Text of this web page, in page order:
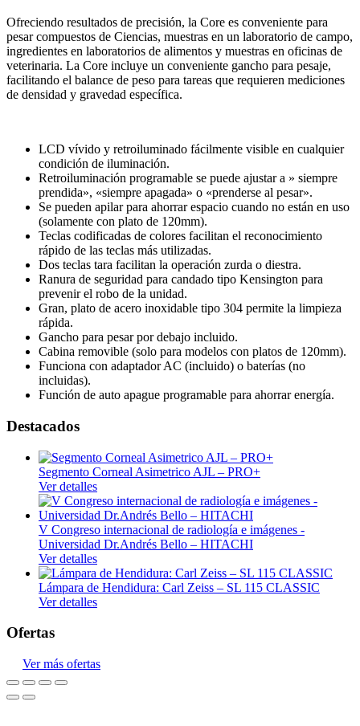
Ofreciendo resultados de precisión, la Core es conveniente para
pesar compuestos de Ciencias, muestras en un laboratorio de campo,
ingredientes en laboratorios de alimentos y muestras en oficinas de
veterinaria. La Core incluye un conveniente gancho para pesaje,
facilitando el balance de peso para tareas que requieren mediciones
de densidad y gravedad específica.
LCD vívido y retroiluminado fácilmente visible en cualquier
condición de iluminación.
Retroiluminación programable se puede ajustar a » siempre
prendida», «siempre apagada» o «prenderse al pesar».
Se pueden apilar para ahorrar espacio cuando no están en uso
(solamente con plato de 120mm).
Teclas codificadas de colores facilitan el reconocimiento
rápido de las teclas más utilizadas.
Dos teclas tara facilitan la operación zurda o diestra.
Ranura de seguridad para candado tipo Kensington para
prevenir el robo de la unidad.
Gran, plato de acero inoxidable tipo 304 permite la limpieza
rápida.
Gancho para pesar por debajo incluido.
Cabina removible (solo para modelos con platos de 120mm).
Funciona con adaptador AC (incluido) o baterías (no
incluidas).
Función de auto apague programable para ahorrar energía.
Destacados
Segmento Corneal Asimetrico AJL – PRO+
Ver detalles
V Congreso internacional de radiología e imágenes -
Universidad Dr.Andrés Bello – HITACHI
Ver detalles
Lámpara de Hendidura: Carl Zeiss – SL 115 CLASSIC
Ver detalles
Ofertas
Ver más ofertas